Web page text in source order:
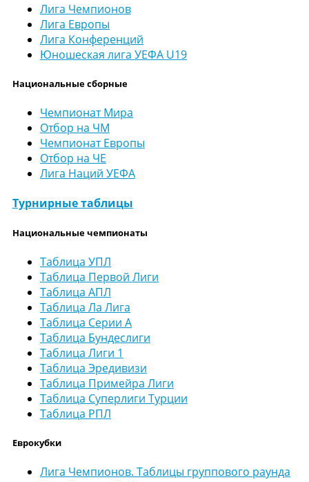
Лига Чемпионов
Лига Европы
Лига Конференций
Юношеская лига УЕФА U19
Национальные сборные
Чемпионат Мира
Отбор на ЧМ
Чемпионат Европы
Отбор на ЧЕ
Лига Наций УЕФА
Турнирные таблицы
Национальные чемпионаты
Таблица УПЛ
Таблица Первой Лиги
Таблица АПЛ
Таблица Ла Лига
Таблица Серии А
Таблица Бундеслиги
Таблица Лиги 1
Таблица Эредивизи
Таблица Примейра Лиги
Таблица Суперлиги Турции
Таблица РПЛ
Еврокубки
Лига Чемпионов. Таблицы группового раунда